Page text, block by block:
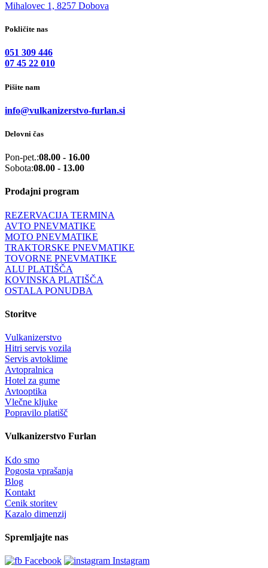
Mihalovec 1, 8257 Dobova
Pokličite nas
051 309 446
07 45 22 010
Pišite nam
info@vulkanizerstvo-furlan.si
Delovni čas
Pon-pet.:08.00 - 16.00
Sobota:08.00 - 13.00
Prodajni program
REZERVACIJA TERMINA
AVTO PNEVMATIKE
MOTO PNEVMATIKE
TRAKTORSKE PNEVMATIKE
TOVORNE PNEVMATIKE
ALU PLATIŠČA
KOVINSKA PLATIŠČA
OSTALA PONUDBA
Storitve
Vulkanizerstvo
Hitri servis vozila
Servis avtoklime
Avtopralnica
Hotel za gume
Avtooptika
Vlečne kljuke
Popravilo platišč
Vulkanizerstvo Furlan
Kdo smo
Pogosta vprašanja
Blog
Kontakt
Cenik storitev
Kazalo dimenzij
Spremljajte nas
Facebook
Instagram